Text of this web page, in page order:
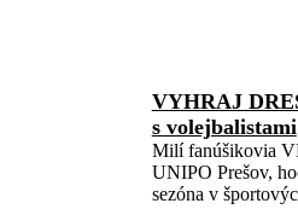
VYHRAJ
s volejbalistami
Milí fanúšikovia
UNIPO Prešov,
sezóna v